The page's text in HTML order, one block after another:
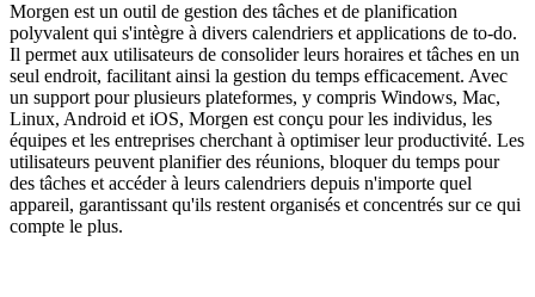
Morgen est un outil de gestion des tâches et de planification
polyvalent qui s'intègre à divers calendriers et applications de to-do.
Il permet aux utilisateurs de consolider leurs horaires et tâches en un
seul endroit, facilitant ainsi la gestion du temps efficacement. Avec
un support pour plusieurs plateformes, y compris Windows, Mac,
Linux, Android et iOS, Morgen est conçu pour les individus, les
équipes et les entreprises cherchant à optimiser leur productivité. Les
utilisateurs peuvent planifier des réunions, bloquer du temps pour
des tâches et accéder à leurs calendriers depuis n'importe quel
appareil, garantissant qu'ils restent organisés et concentrés sur ce qui
compte le plus.